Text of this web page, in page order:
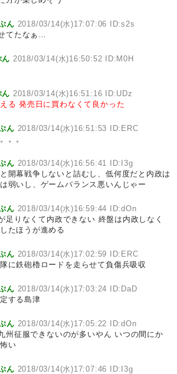
ん 2018/03/14(水)17:07:06 ID:s2s
てたなぁ…
2018/03/14(水)16:50:52 ID:M0H
2018/03/14(水)16:51:16 ID:UDz
る 発売日に買わなくて良かった
ん 2018/03/14(水)16:51:53 ID:ERC
。。
ん 2018/03/14(水)16:56:41 ID:I3g
開幕戦争しないと詰むし、低何度だと内政は
弱いし、ゲームバランス悪いんじゃー
ん 2018/03/14(水)16:59:44 ID:dOn
足りなくて内政できない 終盤は内政しなく
たほうが進める
ん 2018/03/14(水)17:02:59 ID:ERC
に鉄砲櫓ロードを走らせて負傷兵吸収
ん 2018/03/14(水)17:03:24 ID:DaD
する島津
ん 2018/03/14(水)17:05:22 ID:dOn
州征服できないのが多いやん いつの間にか
い
ん 2018/03/14(水)17:07:46 ID:I3g